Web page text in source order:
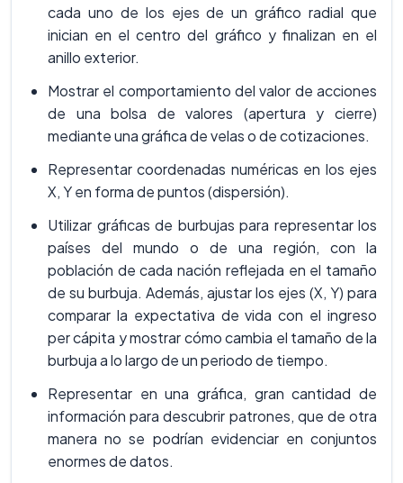
cada uno de los ejes de un gráfico radial que
inician en el centro del gráfico y finalizan en el
anillo exterior.
Mostrar el comportamiento del valor de acciones
de una bolsa de valores (apertura y cierre)
mediante una gráfica de velas o de cotizaciones.
Representar coordenadas numéricas en los ejes
X, Y en forma de puntos (dispersión).
Utilizar gráficas de burbujas para representar los
países del mundo o de una región, con la
población de cada nación reflejada en el tamaño
de su burbuja. Además, ajustar los ejes (X, Y) para
comparar la expectativa de vida con el ingreso
per cápita y mostrar cómo cambia el tamaño de la
burbuja a lo largo de un periodo de tiempo.
Representar en una gráfica, gran cantidad de
información para descubrir patrones, que de otra
manera no se podrían evidenciar en conjuntos
enormes de datos.